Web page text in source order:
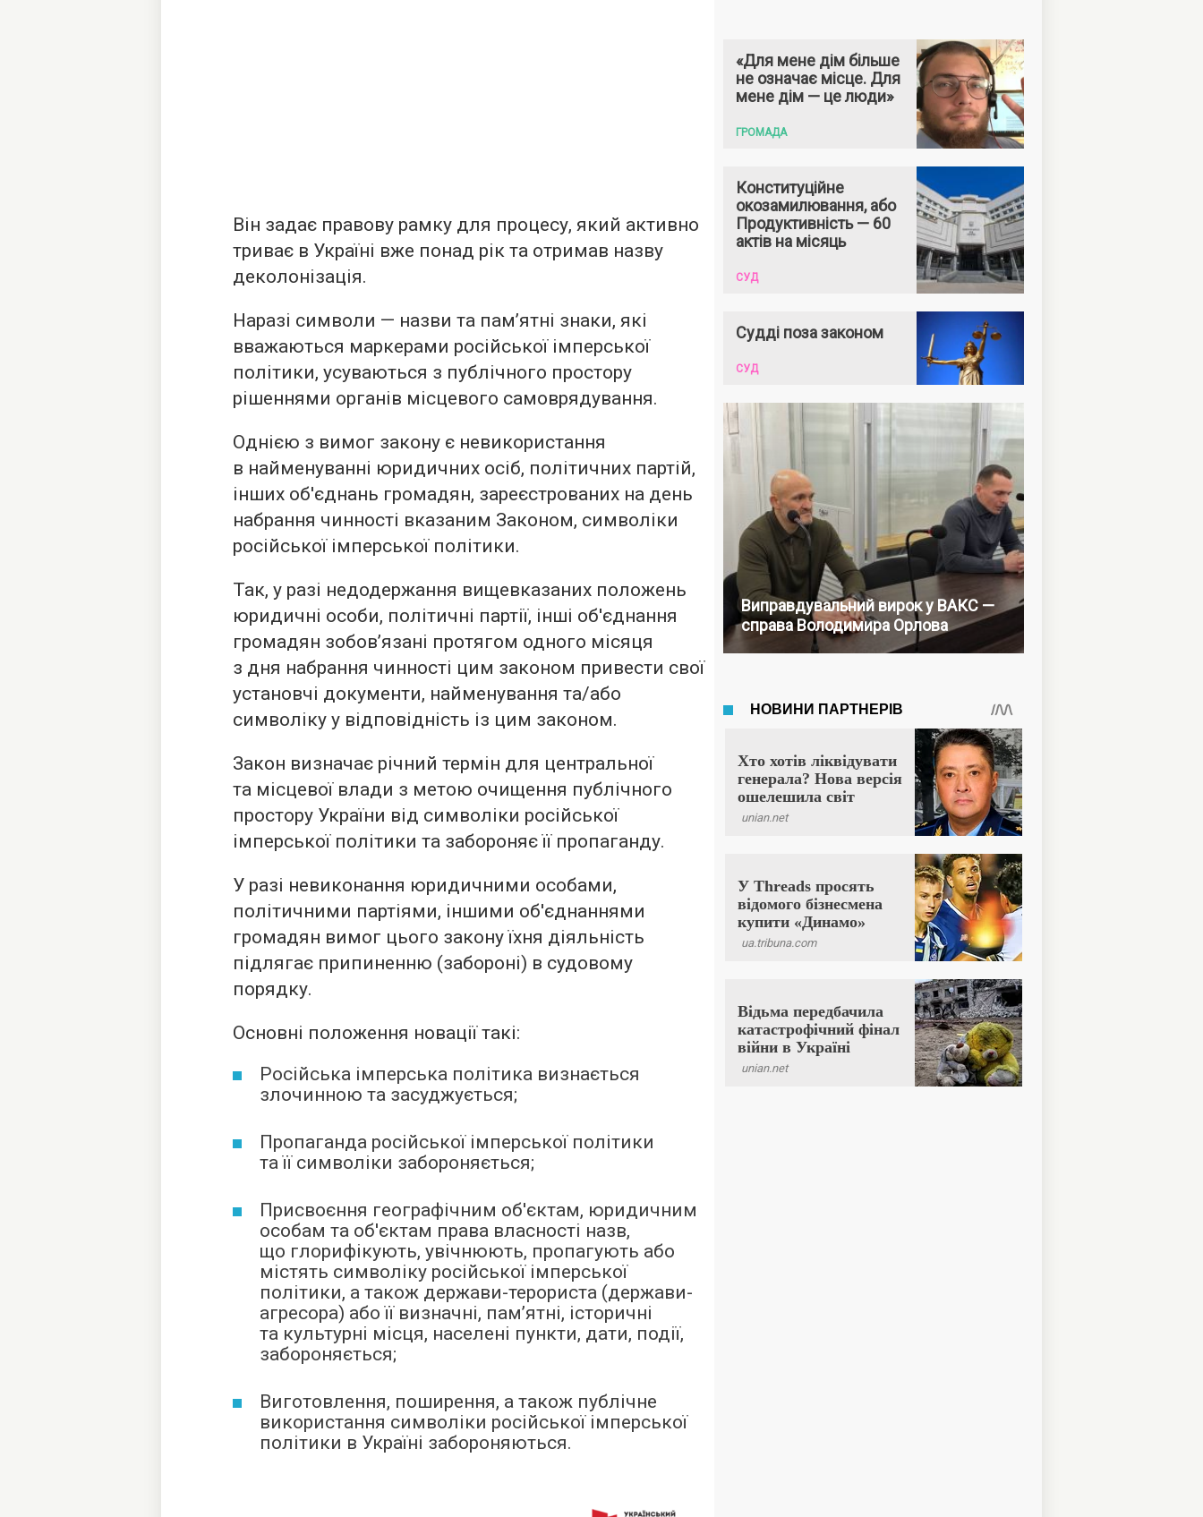
Він задає правову рамку для процесу, який активно
триває в Україні вже понад рік та отримав назву
деколонізація.
Наразі символи — назви та памʼятні знаки, які
вважаються маркерами російської імперської
політики, усуваються з публічного простору
рішеннями органів місцевого самоврядування.
Однією з вимог закону є невикористання
в найменуванні юридичних осіб, політичних партій,
інших об'єднань громадян, зареєстрованих на день
набрання чинності вказаним Законом, символіки
російської імперської політики.
Так, у разі недодержання вищевказаних положень
юридичні особи, політичні партії, інші об'єднання
громадян зобов’язані протягом одного місяця
з дня набрання чинності цим законом привести свої
установчі документи, найменування та/або
символіку у відповідність із цим законом.
Закон визначає річний термін для центральної
та місцевої влади з метою очищення публічного
простору України від символіки російської
імперської політики та забороняє її пропаганду.
У разі невиконання юридичними особами,
політичними партіями, іншими об'єднаннями
громадян вимог цього закону їхня діяльність
підлягає припиненню (забороні) в судовому
порядку.
Основні положення новації такі:
Російська імперська політика визнається
злочинною та засуджується;
Пропаганда російської імперської політики
та її символіки забороняється;
Присвоєння географічним об'єктам, юридичним
особам та об'єктам права власності назв,
що глорифікують, увічнюють, пропагують або
містять символіку російської імперської
політики, а також держави-терориста (держави-
агресора) або її визначні, пам’ятні, історичні
та культурні місця, населені пункти, дати, події,
забороняється;
Виготовлення, поширення, а також публічне
використання символіки російської імперської
політики в Україні забороняються.
«Для мене дім більше
не означає місце. Для
мене дім — це люди»
ГРОМАДА
Конституційне
окозамилювання, або
Продуктивність — 60
актів на місяць
СУД
Судді поза законом
СУД
Виправдувальний вирок у ВАКС —
справа Володимира Орлова